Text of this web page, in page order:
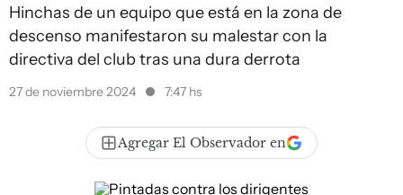
Hinchas de un equipo que está en la zona de
descenso manifestaron su malestar con la
directiva del club tras una dura derrota
27 de noviembre 2024 7:47 hs
Agregar El Observador en